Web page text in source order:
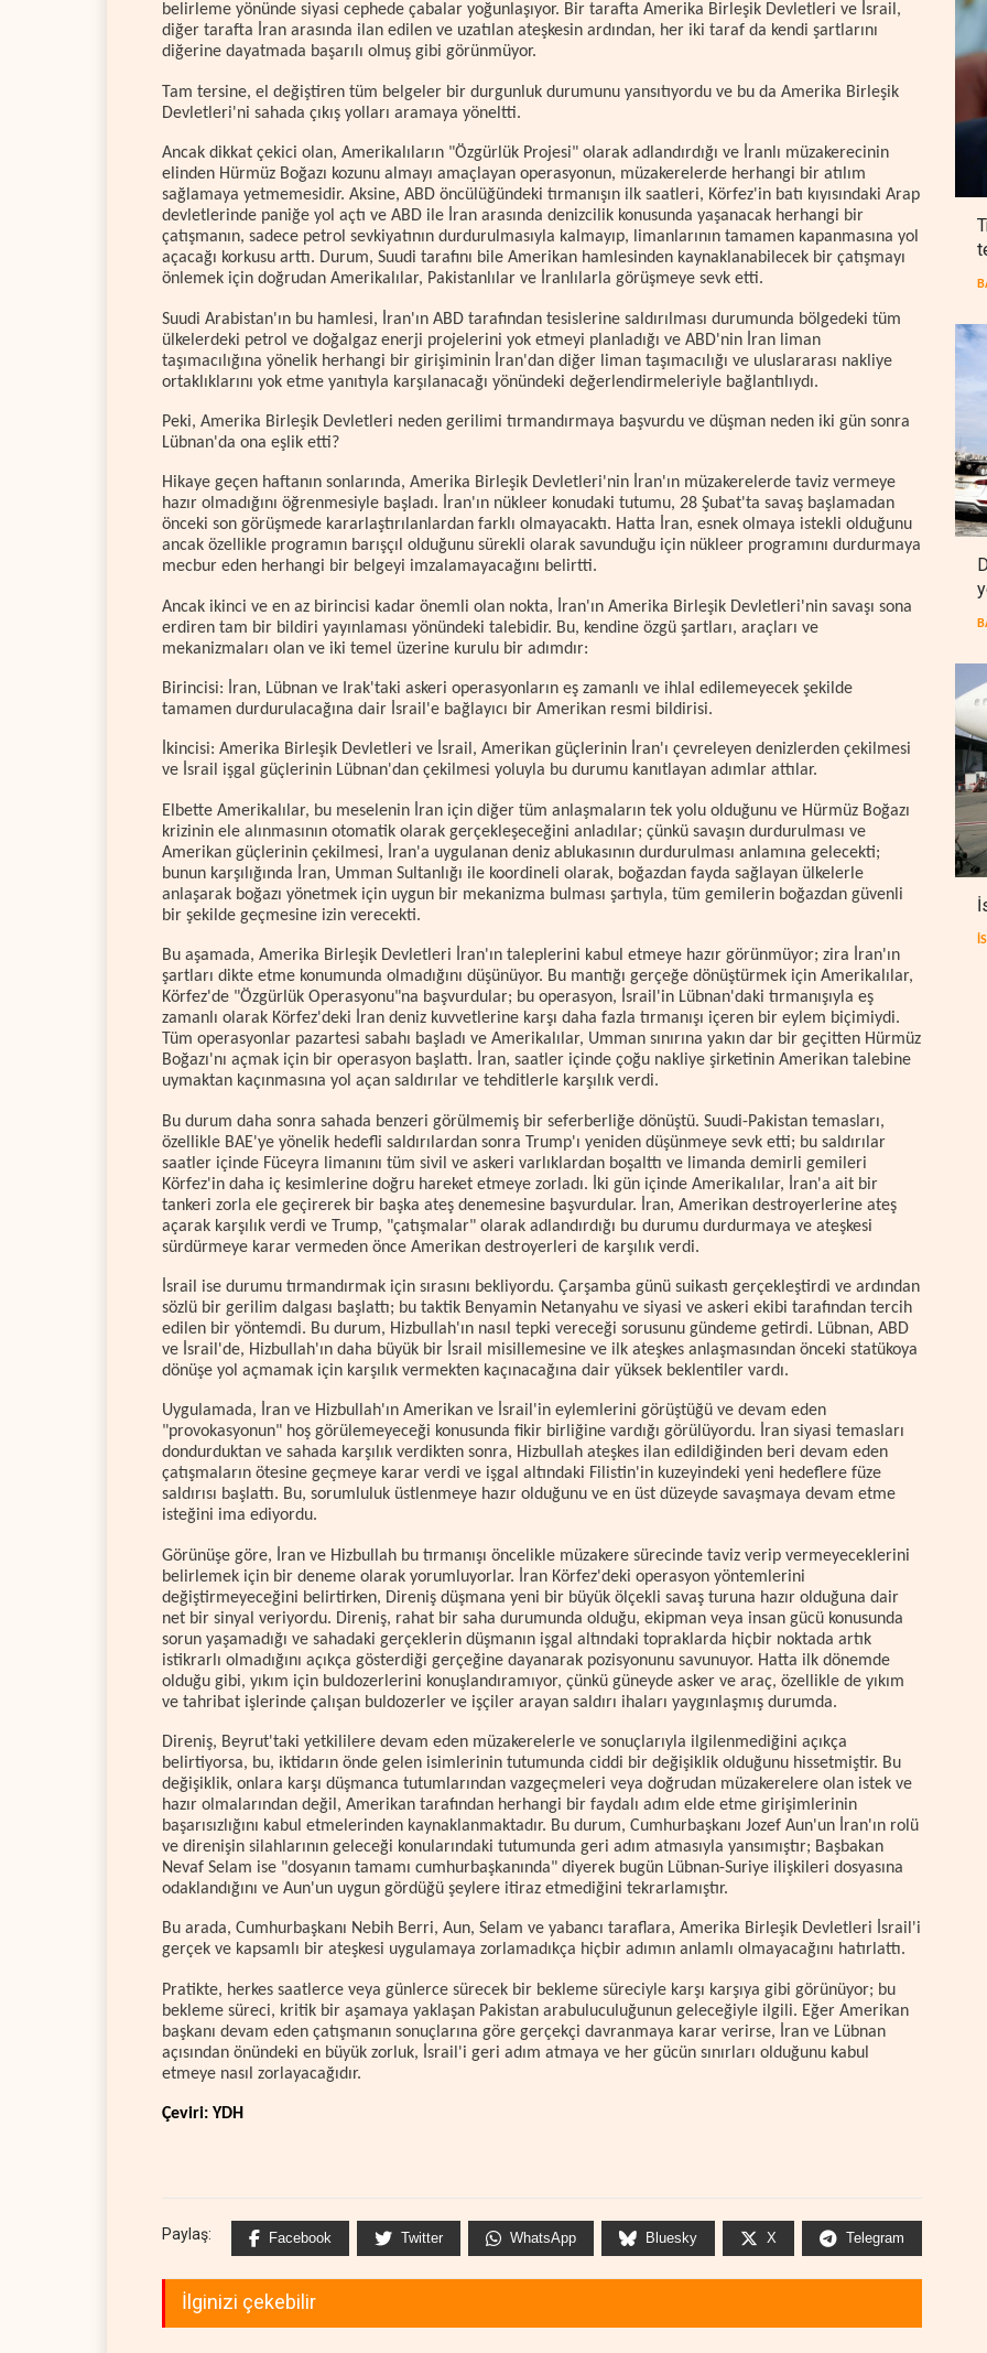
belirleme yönünde siyasi cephede çabalar yoğunlaşıyor. Bir tarafta Amerika Birleşik Devletleri ve İsrail,
diğer tarafta İran arasında ilan edilen ve uzatılan ateşkesin ardından, her iki taraf da kendi şartlarını
diğerine dayatmada başarılı olmuş gibi görünmüyor.
Tam tersine, el değiştiren tüm belgeler bir durgunluk durumunu yansıtıyordu ve bu da Amerika Birleşik
Devletleri'ni sahada çıkış yolları aramaya yöneltti.
Ancak dikkat çekici olan, Amerikalıların "Özgürlük Projesi" olarak adlandırdığı ve İranlı müzakerecinin
elinden Hürmüz Boğazı kozunu almayı amaçlayan operasyonun, müzakerelerde herhangi bir atılım
sağlamaya yetmemesidir. Aksine, ABD öncülüğündeki tırmanışın ilk saatleri, Körfez'in batı kıyısındaki Arap
devletlerinde paniğe yol açtı ve ABD ile İran arasında denizcilik konusunda yaşanacak herhangi bir
çatışmanın, sadece petrol sevkiyatının durdurulmasıyla kalmayıp, limanlarının tamamen kapanmasına yol
açacağı korkusu arttı. Durum, Suudi tarafını bile Amerikan hamlesinden kaynaklanabilecek bir çatışmayı
önlemek için doğrudan Amerikalılar, Pakistanlılar ve İranlılarla görüşmeye sevk etti.
Suudi Arabistan'ın bu hamlesi, İran'ın ABD tarafından tesislerine saldırılması durumunda bölgedeki tüm
ülkelerdeki petrol ve doğalgaz enerji projelerini yok etmeyi planladığı ve ABD'nin İran liman
taşımacılığına yönelik herhangi bir girişiminin İran'dan diğer liman taşımacılığı ve uluslararası nakliye
ortaklıklarını yok etme yanıtıyla karşılanacağı yönündeki değerlendirmeleriyle bağlantılıydı.
Peki, Amerika Birleşik Devletleri neden gerilimi tırmandırmaya başvurdu ve düşman neden iki gün sonra
Lübnan'da ona eşlik etti?
Hikaye geçen haftanın sonlarında, Amerika Birleşik Devletleri'nin İran'ın müzakerelerde taviz vermeye
hazır olmadığını öğrenmesiyle başladı. İran'ın nükleer konudaki tutumu, 28 Şubat'ta savaş başlamadan
önceki son görüşmede kararlaştırılanlardan farklı olmayacaktı. Hatta İran, esnek olmaya istekli olduğunu
ancak özellikle programın barışçıl olduğunu sürekli olarak savunduğu için nükleer programını durdurmaya
mecbur eden herhangi bir belgeyi imzalamayacağını belirtti.
Ancak ikinci ve en az birincisi kadar önemli olan nokta, İran'ın Amerika Birleşik Devletleri'nin savaşı sona
erdiren tam bir bildiri yayınlaması yönündeki talebidir. Bu, kendine özgü şartları, araçları ve
mekanizmaları olan ve iki temel üzerine kurulu bir adımdır:
Birincisi: İran, Lübnan ve Irak'taki askeri operasyonların eş zamanlı ve ihlal edilemeyecek şekilde
tamamen durdurulacağına dair İsrail'e bağlayıcı bir Amerikan resmi bildirisi.
İkincisi: Amerika Birleşik Devletleri ve İsrail, Amerikan güçlerinin İran'ı çevreleyen denizlerden çekilmesi
ve İsrail işgal güçlerinin Lübnan'dan çekilmesi yoluyla bu durumu kanıtlayan adımlar attılar.
Elbette Amerikalılar, bu meselenin İran için diğer tüm anlaşmaların tek yolu olduğunu ve Hürmüz Boğazı
krizinin ele alınmasının otomatik olarak gerçekleşeceğini anladılar; çünkü savaşın durdurulması ve
Amerikan güçlerinin çekilmesi, İran'a uygulanan deniz ablukasının durdurulması anlamına gelecekti;
bunun karşılığında İran, Umman Sultanlığı ile koordineli olarak, boğazdan fayda sağlayan ülkelerle
anlaşarak boğazı yönetmek için uygun bir mekanizma bulması şartıyla, tüm gemilerin boğazdan güvenli
bir şekilde geçmesine izin verecekti.
Bu aşamada, Amerika Birleşik Devletleri İran'ın taleplerini kabul etmeye hazır görünmüyor; zira İran'ın
şartları dikte etme konumunda olmadığını düşünüyor. Bu mantığı gerçeğe dönüştürmek için Amerikalılar,
Körfez'de "Özgürlük Operasyonu"na başvurdular; bu operasyon, İsrail'in Lübnan'daki tırmanışıyla eş
zamanlı olarak Körfez'deki İran deniz kuvvetlerine karşı daha fazla tırmanışı içeren bir eylem biçimiydi.
Tüm operasyonlar pazartesi sabahı başladı ve Amerikalılar, Umman sınırına yakın dar bir geçitten Hürmüz
Boğazı'nı açmak için bir operasyon başlattı. İran, saatler içinde çoğu nakliye şirketinin Amerikan talebine
uymaktan kaçınmasına yol açan saldırılar ve tehditlerle karşılık verdi.
Bu durum daha sonra sahada benzeri görülmemiş bir seferberliğe dönüştü. Suudi-Pakistan temasları,
özellikle BAE'ye yönelik hedefli saldırılardan sonra Trump'ı yeniden düşünmeye sevk etti; bu saldırılar
saatler içinde Füceyra limanını tüm sivil ve askeri varlıklardan boşalttı ve limanda demirli gemileri
Körfez'in daha iç kesimlerine doğru hareket etmeye zorladı. İki gün içinde Amerikalılar, İran'a ait bir
tankeri zorla ele geçirerek bir başka ateş denemesine başvurdular. İran, Amerikan destroyerlerine ateş
açarak karşılık verdi ve Trump, "çatışmalar" olarak adlandırdığı bu durumu durdurmaya ve ateşkesi
sürdürmeye karar vermeden önce Amerikan destroyerleri de karşılık verdi.
İsrail ise durumu tırmandırmak için sırasını bekliyordu. Çarşamba günü suikastı gerçekleştirdi ve ardından
sözlü bir gerilim dalgası başlattı; bu taktik Benyamin Netanyahu ve siyasi ve askeri ekibi tarafından tercih
edilen bir yöntemdi. Bu durum, Hizbullah'ın nasıl tepki vereceği sorusunu gündeme getirdi. Lübnan, ABD
ve İsrail'de, Hizbullah'ın daha büyük bir İsrail misillemesine ve ilk ateşkes anlaşmasından önceki statükoya
dönüşe yol açmamak için karşılık vermekten kaçınacağına dair yüksek beklentiler vardı.
Uygulamada, İran ve Hizbullah'ın Amerikan ve İsrail'in eylemlerini görüştüğü ve devam eden
"provokasyonun" hoş görülemeyeceği konusunda fikir birliğine vardığı görülüyordu. İran siyasi temasları
dondurduktan ve sahada karşılık verdikten sonra, Hizbullah ateşkes ilan edildiğinden beri devam eden
çatışmaların ötesine geçmeye karar verdi ve işgal altındaki Filistin'in kuzeyindeki yeni hedeflere füze
saldırısı başlattı. Bu, sorumluluk üstlenmeye hazır olduğunu ve en üst düzeyde savaşmaya devam etme
isteğini ima ediyordu.
Görünüşe göre, İran ve Hizbullah bu tırmanışı öncelikle müzakere sürecinde taviz verip vermeyeceklerini
belirlemek için bir deneme olarak yorumluyorlar. İran Körfez'deki operasyon yöntemlerini
değiştirmeyeceğini belirtirken, Direniş düşmana yeni bir büyük ölçekli savaş turuna hazır olduğuna dair
net bir sinyal veriyordu. Direniş, rahat bir saha durumunda olduğu, ekipman veya insan gücü konusunda
sorun yaşamadığı ve sahadaki gerçeklerin düşmanın işgal altındaki topraklarda hiçbir noktada artık
istikrarlı olmadığını açıkça gösterdiği gerçeğine dayanarak pozisyonunu savunuyor. Hatta ilk dönemde
olduğu gibi, yıkım için buldozerlerini konuşlandıramıyor, çünkü güneyde asker ve araç, özellikle de yıkım
ve tahribat işlerinde çalışan buldozerler ve işçiler arayan saldırı ihaları yaygınlaşmış durumda.
Direniş, Beyrut'taki yetkililere devam eden müzakerelerle ve sonuçlarıyla ilgilenmediğini açıkça
belirtiyorsa, bu, iktidarın önde gelen isimlerinin tutumunda ciddi bir değişiklik olduğunu hissetmiştir. Bu
değişiklik, onlara karşı düşmanca tutumlarından vazgeçmeleri veya doğrudan müzakerelere olan istek ve
hazır olmalarından değil, Amerikan tarafından herhangi bir faydalı adım elde etme girişimlerinin
başarısızlığını kabul etmelerinden kaynaklanmaktadır. Bu durum, Cumhurbaşkanı Jozef Aun'un İran'ın rolü
ve direnişin silahlarının geleceği konularındaki tutumunda geri adım atmasıyla yansımıştır; Başbakan
Nevaf Selam ise "dosyanın tamamı cumhurbaşkanında" diyerek bugün Lübnan-Suriye ilişkileri dosyasına
odaklandığını ve Aun'un uygun gördüğü şeylere itiraz etmediğini tekrarlamıştır.
Bu arada, Cumhurbaşkanı Nebih Berri, Aun, Selam ve yabancı taraflara, Amerika Birleşik Devletleri İsrail'i
gerçek ve kapsamlı bir ateşkesi uygulamaya zorlamadıkça hiçbir adımın anlamlı olmayacağını hatırlattı.
Pratikte, herkes saatlerce veya günlerce sürecek bir bekleme süreciyle karşı karşıya gibi görünüyor; bu
bekleme süreci, kritik bir aşamaya yaklaşan Pakistan arabuluculuğunun geleceğiyle ilgili. Eğer Amerikan
başkanı devam eden çatışmanın sonuçlarına göre gerçekçi davranmaya karar verirse, İran ve Lübnan
açısından önündeki en büyük zorluk, İsrail'i geri adım atmaya ve her gücün sınırları olduğunu kabul
etmeye nasıl zorlayacağıdır.
Çeviri: YDH
Paylaş: Facebook Twitter WhatsApp Bluesky X Telegram
İlginizi çekebilir